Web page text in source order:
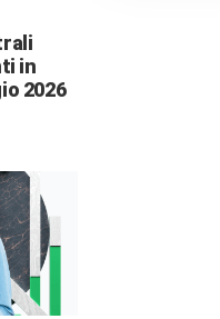
in
2026